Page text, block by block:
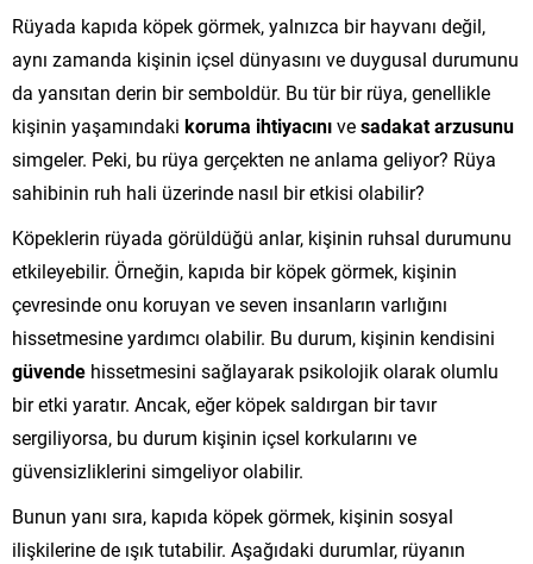
Rüyada kapıda köpek görmek, yalnızca bir hayvanı değil,
aynı zamanda kişinin içsel dünyasını ve duygusal durumunu
da yansıtan derin bir semboldür. Bu tür bir rüya, genellikle
kişinin yaşamındaki koruma ihtiyacınıvesadakat arzusunu
simgeler. Peki, bu rüya gerçekten ne anlama geliyor? Rüya
sahibinin ruh hali üzerinde nasıl bir etkisi olabilir?
Köpeklerin rüyada görüldüğü anlar, kişinin ruhsal durumunu
etkileyebilir. Örneğin, kapıda bir köpek görmek, kişinin
çevresinde onu koruyan ve seven insanların varlığını
hissetmesine yardımcı olabilir. Bu durum, kişinin kendisini
güvende hissetmesini sağlayarak psikolojik olarak olumlu
bir etki yaratır. Ancak, eğer köpek saldırgan bir tavır
sergiliyorsa, bu durum kişinin içsel korkularını ve
güvensizliklerini simgeliyor olabilir.
Bunun yanı sıra, kapıda köpek görmek, kişinin sosyal
ilişkilerine de ışık tutabilir. Aşağıdaki durumlar, rüyanın